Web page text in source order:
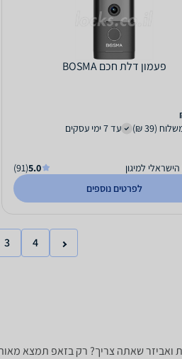
פעמון דלת חכם BOSMA
(39 ₪)
עד 7 ימי עסקים
למיגון 5.0
(91)
לפרטים נוספים
3 4
‏ש"ח רוצה למצוא את הדלת ואביזר שאתה